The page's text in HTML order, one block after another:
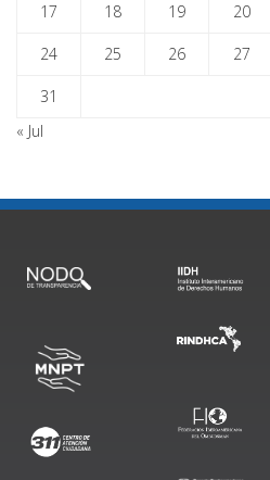
17 18 19 20
24 25 26 27
31
« Jul